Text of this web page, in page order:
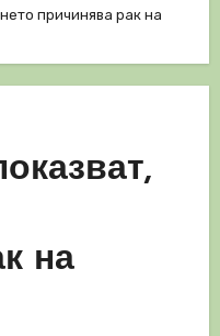
причинява рак на
на